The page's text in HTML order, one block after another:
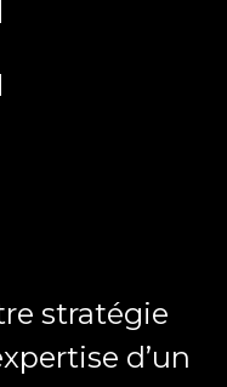
stratégie
d’un